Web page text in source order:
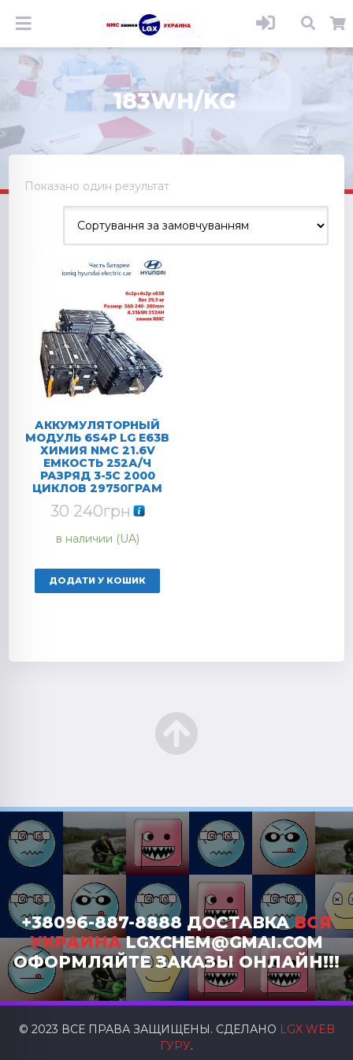
183WH/KG
Показано один результат
АККУМУЛЯТОРНЫЙ
МОДУЛЬ 6S4P LG E63B
ХИМИЯ NMC 21.6V
ЕМКОСТЬ 252А/Ч
РАЗРЯД 3-5C 2000
ЦИКЛОВ 29750ГРАМ
30 240грн
в наличии (UA)
ДОДАТИ У КОШИК
+38096-887-8888 ДОСТАВКАВСЯ
УКРАИНАLGXCHEM@GMAI.COM
ОФОРМЛЯЙТЕ ЗАКАЗЫ ОНЛАЙН!!!
© 2023 ВСЕ ПРАВА ЗАЩИЩЕНЫ. СДЕЛАНО LGX WEB
ГУРУ.